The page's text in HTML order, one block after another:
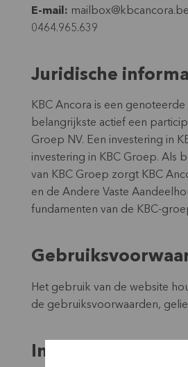
E-mail:
0464.965.639
Juridische
KBC Ancora is een
belangrijkste actief een
Groep NV. Een investering in
investering in KBC Groep. Als
van KBC Groep zorgt KBC
en de Andere Vaste
fundamenten van de KBC-
Het gebruik van de website
de gebruiksvoorwaarden,
Intellectuele